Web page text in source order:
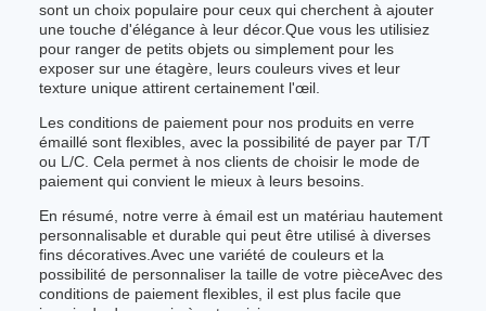
sont un choix populaire pour ceux qui cherchent à ajouter
une touche d'élégance à leur décor.Que vous les utilisiez
pour ranger de petits objets ou simplement pour les
exposer sur une étagère, leurs couleurs vives et leur
texture unique attirent certainement l'œil.
Les conditions de paiement pour nos produits en verre
émaillé sont flexibles, avec la possibilité de payer par T/T
ou L/C. Cela permet à nos clients de choisir le mode de
paiement qui convient le mieux à leurs besoins.
En résumé, notre verre à émail est un matériau hautement
personnalisable et durable qui peut être utilisé à diverses
fins décoratives.Avec une variété de couleurs et la
possibilité de personnaliser la taille de votre pièceAvec des
conditions de paiement flexibles, il est plus facile que